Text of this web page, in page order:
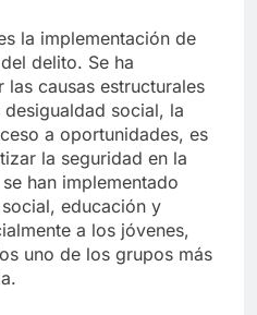
la implementación de
delito. Se ha
causas estructurales
social, la
a oportunidades, es
la seguridad en la
han implementado
educación y
a los jóvenes,
uno de los grupos más